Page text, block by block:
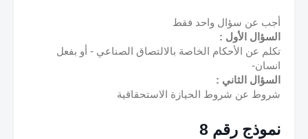
أجب عن سؤال واحد فقط
السؤال الأول :
انسان-
السؤال الثاني :
شروط عن شروط الحيازة الاستحقاقية
نموذج رقم 8